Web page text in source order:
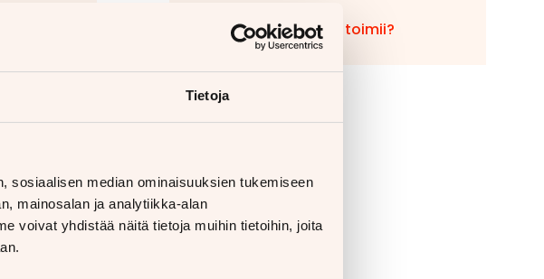
Tietoja
sosiaalisen median ominaisuuksien tukemiseen
mainosalan ja analytiikka-alan
voivat yhdistää näitä tietoja muihin tietoihin, joita
Miten vaihto toimii?